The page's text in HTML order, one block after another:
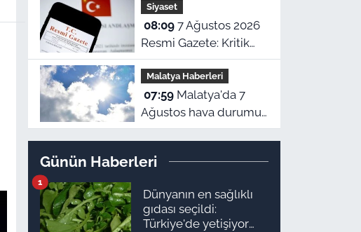
piyasa ekranı!
Siyaset
08:097 Ağustos 2026
Resmi Gazete: Kritik
kararlar ve yeni
yönetmelikler
yürürlükte
Malatya Haberleri
07:59Malatya'da 7
Ağustos hava durumu:
Kavurucu sıcaklar
Günün Haberleri
Dünyanın en sağlıklı
gıdası seçildi:
Türkiye'de yetişiyor
1